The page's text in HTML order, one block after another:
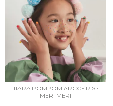
TIARA POMPOM ARCO-ÍRIS -
MERI MERI